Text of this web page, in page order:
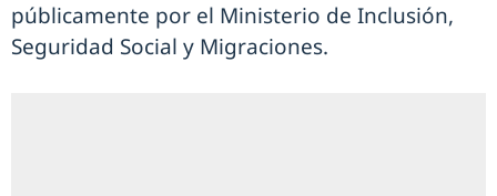
públicamente por el Ministerio de Inclusión,
Seguridad Social y Migraciones.